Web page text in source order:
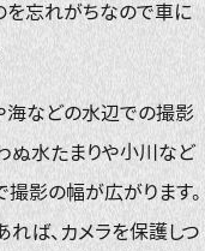
を忘れがちなので車に
海などの水辺での撮影
ぬ水たまりや小川など
影の幅が広がります。
ば、カメラを保護しつ